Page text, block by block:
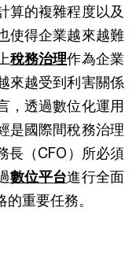
算的複雜程度以及
使得企業越來越難
稅務治理作為企業
來越受到利害關係
，透過數位化運用
是國際間稅務治理
長（CFO）所必須
數位平台進行全面
重要任務。